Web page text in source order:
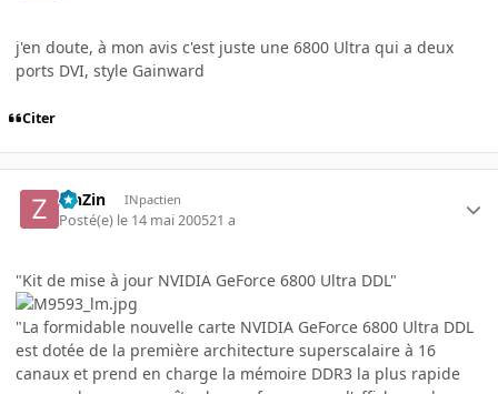
j'en doute, à mon avis c'est juste une 6800 Ultra qui a deux
ports DVI, style Gainward
Citer
ZinZin INpactien
Posté(e) le 14 mai 200521 a
"Kit de mise à jour NVIDIA GeForce 6800 Ultra DDL"
"La formidable nouvelle carte NVIDIA GeForce 6800 Ultra DDL
est dotée de la première architecture superscalaire à 16
canaux et prend en charge la mémoire DDR3 la plus rapide